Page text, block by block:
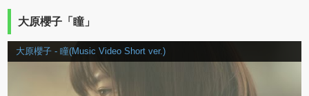
大原櫻子「瞳」
大原櫻子 - 瞳(Music Video Short ver.)